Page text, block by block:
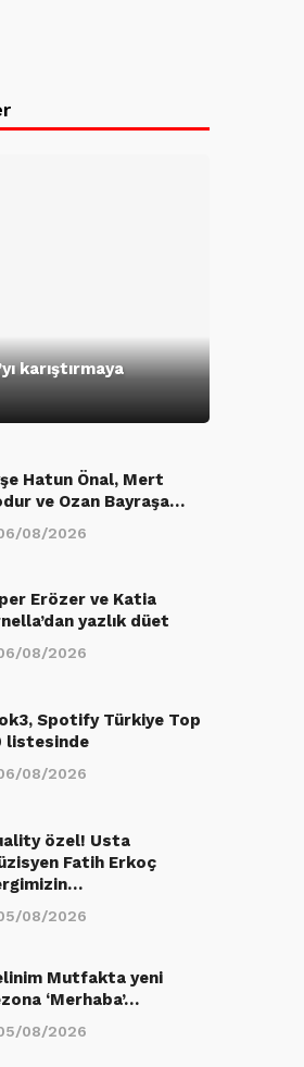
karıştırmaya
Hatun Önal, Mert
ve Ozan Bayraşa…
08/2026
Erözer ve Katia
yazlık düet
08/2026
Spotify Türkiye Top
listesinde
08/2026
özel! Usta
Fatih Erkoç
08/2026
Mutfakta yeni
‘Merhaba’…
08/2026